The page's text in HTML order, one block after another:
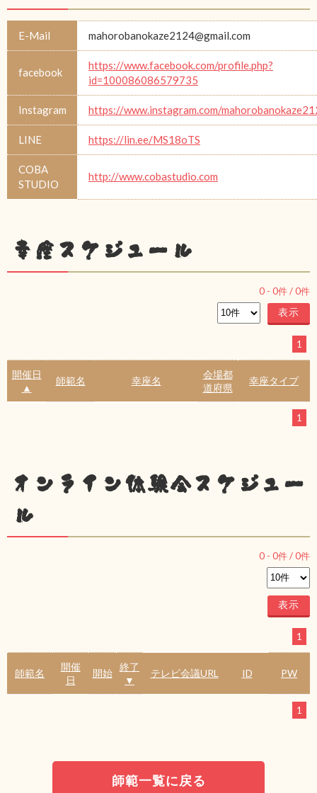
E-Mail mahorobanokaze2124@gmail.com
facebook
https://www.facebook.com/profile.php?
id=100086086579735
Instagram https://www.instagram.com/
LINE https://lin.ee/MS18oTS
COBA
STUDIO
http://www.cobastudio.com
幸座スケジュール
0 - 0件 /0件
1
開催日
▲
師範名 幸座名
会場都
道府県
幸座タイプ
1
オンライン体験会スケジュー
ル
0 - 0件 /0件
1
師範名
開催
日
開始
終了
▼
テレビ会議URL ID PW
1
師範一覧に戻る